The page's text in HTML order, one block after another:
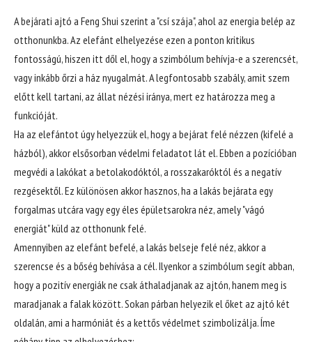
A bejárati ajtó a Feng Shui szerint a "csí szája", ahol az energia belép az
otthonunkba. Az elefánt elhelyezése ezen a ponton kritikus
fontosságú, hiszen itt dől el, hogy a szimbólum behívja-e a szerencsét,
vagy inkább őrzi a ház nyugalmát. A legfontosabb szabály, amit szem
előtt kell tartani, az állat nézési iránya, mert ez határozza meg a
funkcióját.
Ha az elefántot úgy helyezzük el, hogy a bejárat felé nézzen (kifelé a
házból), akkor elsősorban védelmi feladatot lát el. Ebben a pozícióban
megvédi a lakókat a betolakodóktól, a rosszakaróktól és a negatív
rezgésektől. Ez különösen akkor hasznos, ha a lakás bejárata egy
forgalmas utcára vagy egy éles épületsarokra néz, amely "vágó
energiát" küld az otthonunk felé.
Amennyiben az elefánt befelé, a lakás belseje felé néz, akkor a
szerencse és a bőség behívása a cél. Ilyenkor a szimbólum segít abban,
hogy a pozitív energiák ne csak áthaladjanak az ajtón, hanem meg is
maradjanak a falak között. Sokan párban helyezik el őket az ajtó két
oldalán, ami a harmóniát és a kettős védelmet szimbolizálja. Íme